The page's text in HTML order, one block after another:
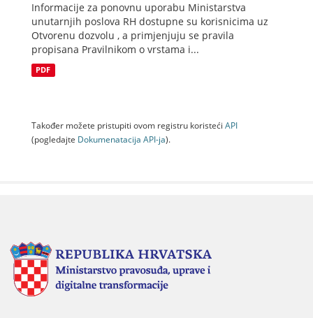
Informacije za ponovnu uporabu Ministarstva
unutarnjih poslova RH dostupne su korisnicima uz
Otvorenu dozvolu , a primjenjuju se pravila
propisana Pravilnikom o vrstama i...
PDF
Također možete pristupiti ovom registru koristeći API
(pogledajte Dokumenаtаcijа API-jа).